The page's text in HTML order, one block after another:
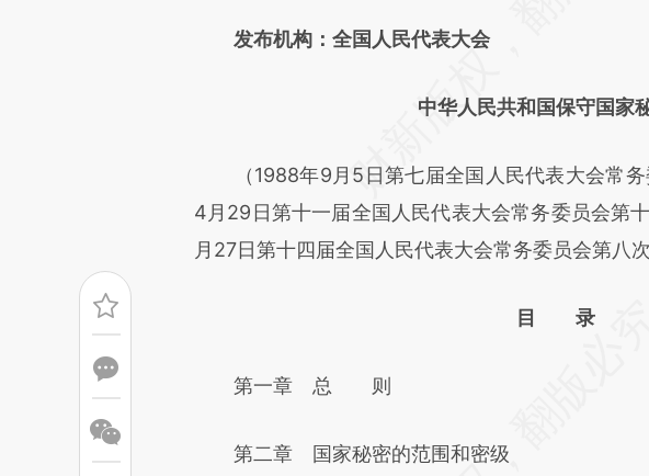
发布机构：全国人民代表大会
中华人民共和国保守国家
（1988年9月5日第七届全国人民代表大会常务
4月29日第十一届全国人民代表大会常务委员会第
月27日第十四届全国人民代表大会常务委员会第八
目 录
第一章 总 则
第二章 国家秘密的范围和密级